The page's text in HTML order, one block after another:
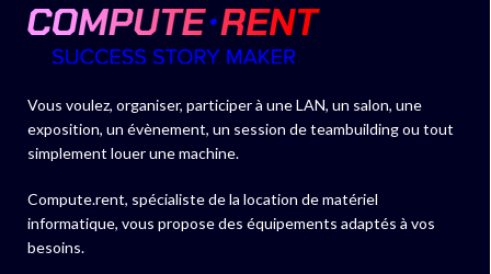
Vous voulez, organiser, participer à une LAN, un salon, une
exposition, un évènement, un session de teambuilding ou tout
simplement louer une machine.
Compute.rent, spécialiste de la location de matériel
informatique, vous propose des équipements adaptés à vos
besoins.